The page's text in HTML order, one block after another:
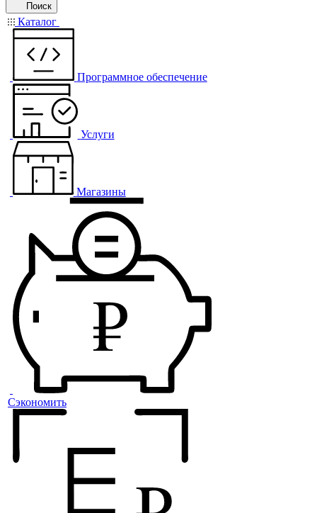
Поиск
Каталог
Программное обеспечение
Услуги
Магазины
Сэкономить